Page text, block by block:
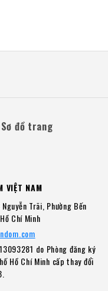
VIỆT NAM
Trãi, Phường Bến
Chí Minh
do Phòng đăng ký
Hồ Chí Minh cấp thay đổi
Sơ đồ trang